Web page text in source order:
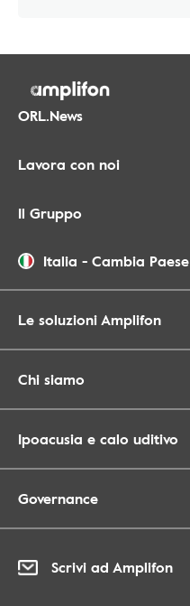
ORL.News
Lavora con noi
Il Gruppo
Italia - Cambia Paese
Le soluzioni Amplifon
Chi siamo
Ipoacusia e calo uditivo
Governance
Scrivi ad Amplifon